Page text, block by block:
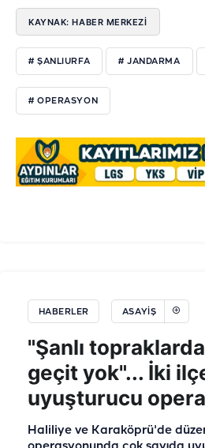
KAYNAK: HABER MERKEZİ
# ŞANLIURFA # JANDARMA
# OPERASYON
HABERLER ASAYIŞ
"Şanlı
geçit yok"... İki
uyuşturucu
Haliliye ve Karaköprü'de